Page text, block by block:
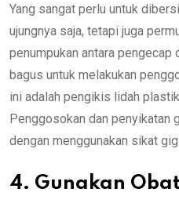
Yang sangat perlu untuk
ujungnya saja, tetapi juga
penumpukan antara pengecap
bagus untuk melakukan
ini adalah pengikis lidah
Penggosokan dan penyikatan
dengan menggunakan sikat
4. Gunakan